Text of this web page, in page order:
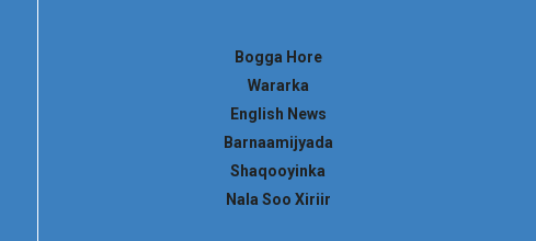
Bogga Hore
Wararka
English News
Barnaamijyada
Shaqooyinka
Nala Soo Xiriir